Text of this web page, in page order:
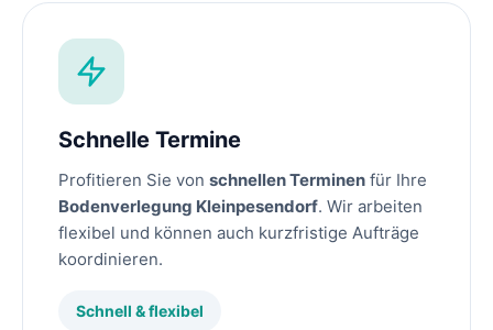
Schnelle Termine
Profitieren Sie von schnellen Terminen für Ihre
Bodenverlegung Kleinpesendorf. Wir arbeiten
flexibel und können auch kurzfristige Aufträge
koordinieren.
Schnell & flexibel